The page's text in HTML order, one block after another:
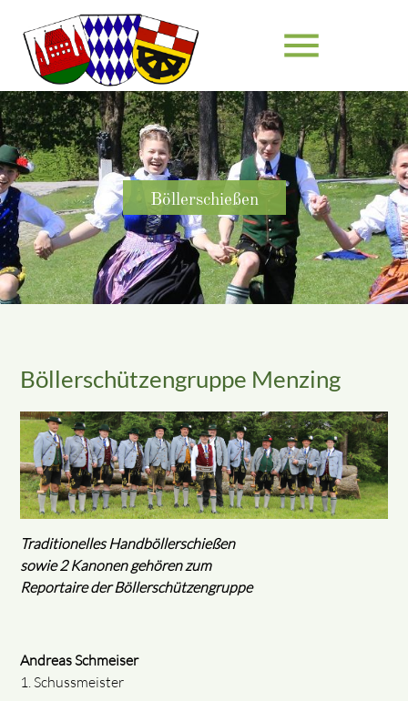
menu
Suchbegriffe SUCHEN
Böllerschießen
Böllerschützengruppe Menzing
Traditionelles Handböllerschießen
sowie 2 Kanonen gehören zum
Reportaire der Böllerschützengruppe
Andreas Schmeiser
1. Schussmeister